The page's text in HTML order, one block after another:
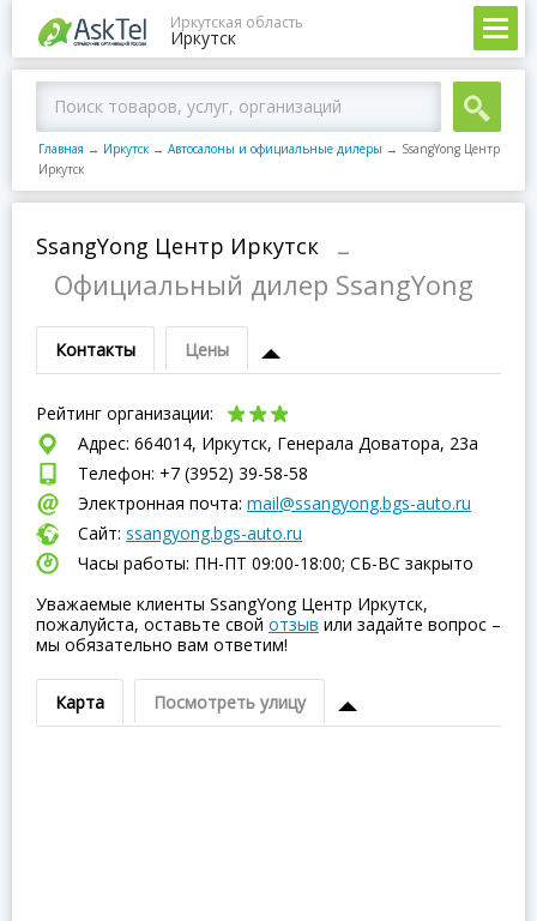
Иркутская область
Иркутск
Главная → Иркутск → Автосалоны и официальные дилеры → SsangYong Центр
Иркутск
SsangYong Центр Иркутск
–
Официальный дилер SsangYong
Контакты Цены
Рейтинг организации:
Адрес: 664014, Иркутск, Генерала Доватора, 23а
Телефон: +7 (3952) 39-58-58
Электронная почта: mail@ssangyong.bgs-auto.ru
Сайт: ssangyong.bgs-auto.ru
Часы работы: ПН-ПТ 09:00-18:00; СБ-ВC закрыто
Уважаемые клиенты SsangYong Центр Иркутск,
пожалуйста, оставьте свой отзыв или задайте вопрос –
мы обязательно вам ответим!
Карта Посмотреть улицу